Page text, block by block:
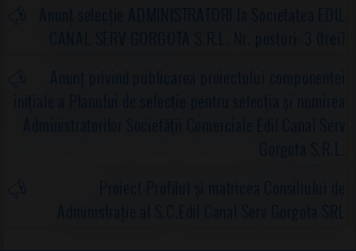
Anunț selecție ADMINISTRATORI la Societatea EDIL
CANAL SERV GORGOTA S.R.L. Nr. posturi: 3 (trei)
Anunț privind publicarea proiectului componentei
iniţiale a Planului de selecţie pentru selecţia şi numirea
Administratorilor Societăţii Comerciale Edil Canal Serv
Gorgota S.R.L.
Proiect-Profilul și matricea Consiliului de
Administrație al S.C.Edil Canal Serv Gorgota SRL